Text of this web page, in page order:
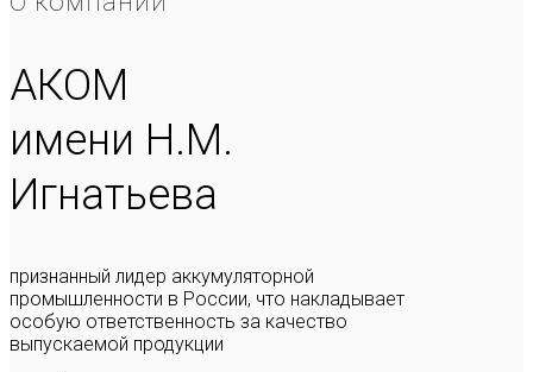
АКОМ
имени Н.М.
Игнатьева
признанный лидер аккумуляторной
промышленности в России, что накладывает
особую ответственность за качество
выпускаемой продукции